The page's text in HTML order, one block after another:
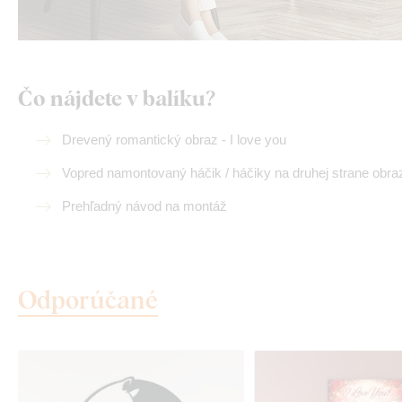
Čo nájdete v balíku?
Drevený romantický obraz - I love you
Vopred namontovaný háčik / háčiky na druhej strane
Prehľadný návod na montáž
Odporúčané